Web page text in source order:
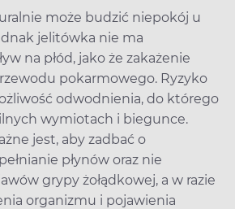
może budzić niepokój u
jelitówka nie ma
na płód, jako że zakażenie
pokarmowego. Ryzyko
odwodnienia, do którego
wymiotach i biegunce.
jest, aby zadbać o
płynów oraz nie
grypy żołądkowej, a w razie
organizmu i pojawienia